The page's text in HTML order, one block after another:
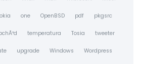
one OpenBSD pdf pkgsrc
temperatura Tosia tweeter
upgrade Windows Wordpress